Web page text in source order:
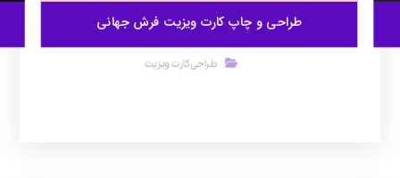
طراحی و چاپ کارت ویزیت فرش جهانی
طراحی کارت ویزیت